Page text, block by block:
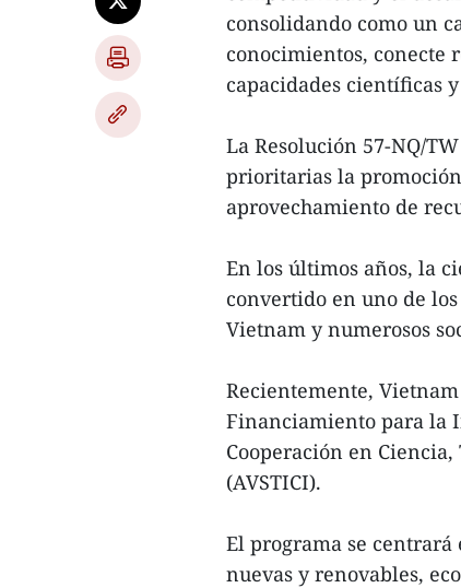
consolidando como un
conocimientos, conecte
capacidades científicas
La Resolución 57-NQ/
prioritarias la
aprovechamiento de
En los últimos años, la
convertido en uno de
Vietnam y numerosos
Recientemente,
Financiamiento para la
Cooperación en
(AVSTICI).
El programa se
nuevas y renovables,